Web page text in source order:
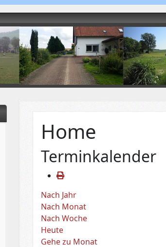
Home
Terminkalender
Nach Jahr
Nach Monat
Nach Woche
Heute
Gehe zu Monat